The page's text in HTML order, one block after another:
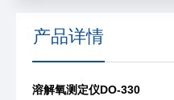
产品详情
溶解氧测定仪DO-330